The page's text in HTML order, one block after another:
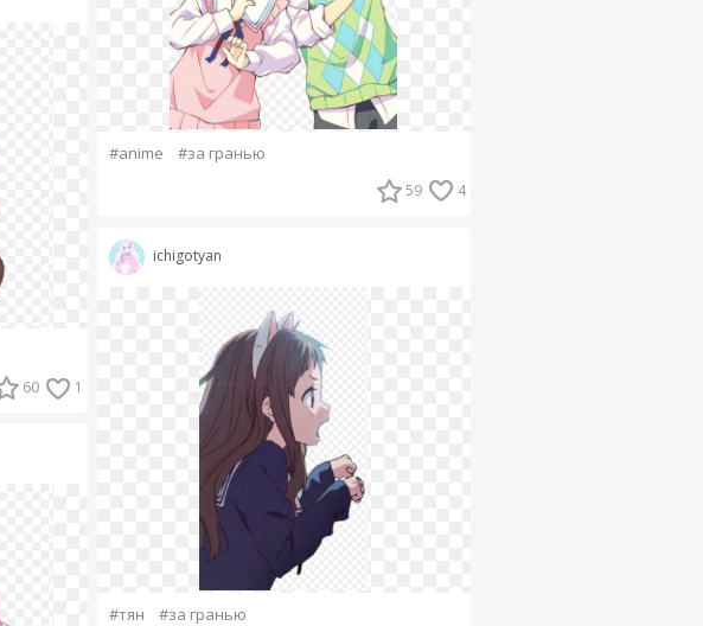
60 1
#anime #за гранью
59 4
ichigotyan
#тян #за гранью